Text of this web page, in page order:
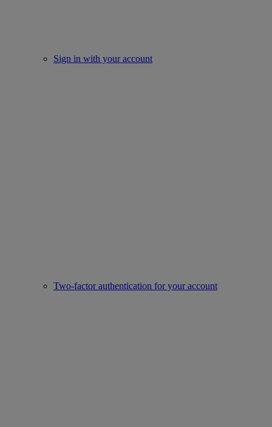
Sign in with your account
Two-factor authentication for your account